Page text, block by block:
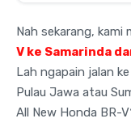
Nah sekarang, kami
V ke Samarinda
Lah ngapain jalan
Pulau Jawa atau
All New Honda BR-